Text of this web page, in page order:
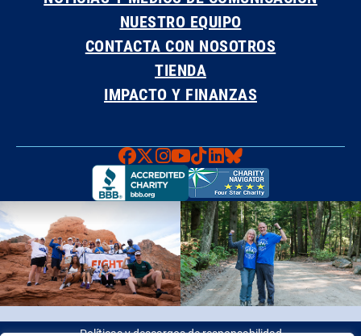
NUESTRO EQUIPO
CONTACTA CON NOSOTROS
TIENDA
IMPACTO Y FINANZAS
Faceboook
X Instagram
YouTube
TikTok
LinkedIn
Bluesky